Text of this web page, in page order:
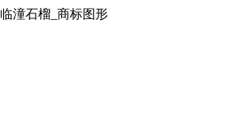
临潼石榴_商标图形